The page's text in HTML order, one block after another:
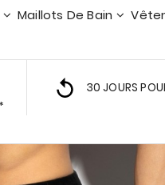
Maillots De Bain
30 JOURS